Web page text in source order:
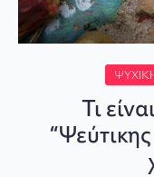
Τι